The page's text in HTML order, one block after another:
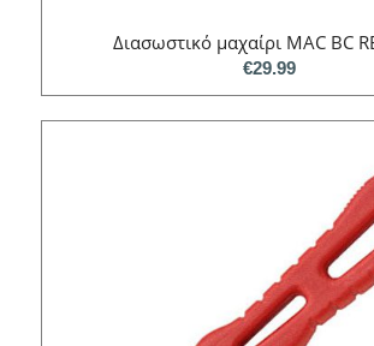
Διασωστικό μαχαίρι MAC BC
€29.99